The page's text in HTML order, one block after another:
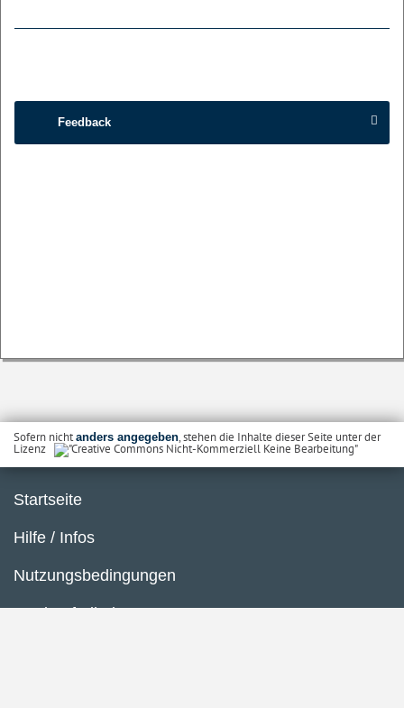
Feedback
Sofern nichtanders angegeben, stehen die Inhalte dieser Seite unter der
Lizenz
Startseite
Hilfe / Infos
Nutzungsbedingungen
Barrierefreiheit